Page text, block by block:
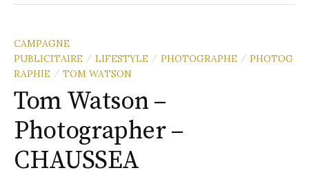
CAMPAGNE
PUBLICITAIRE
/ LIFESTYLE / PHOTOGRAPHE / PHOTOG
RAPHIE
/ TOM WATSON
Tom Watson –
Photographer –
CHAUSSEA